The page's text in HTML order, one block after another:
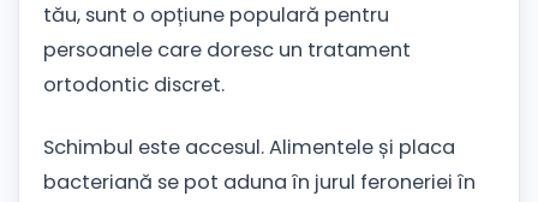
tău, sunt o opțiune populară pentru
persoanele care doresc un tratament
ortodontic discret.
Schimbul este accesul. Alimentele și placa
bacteriană se pot aduna în jurul feroneriei în